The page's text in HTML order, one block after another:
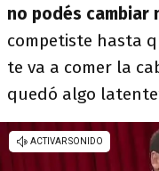
no podés cambiar
competiste hasta
te va a comer la
quedó algo